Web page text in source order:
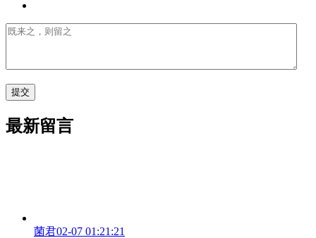
最新留言
菌君02-07 01:21:21